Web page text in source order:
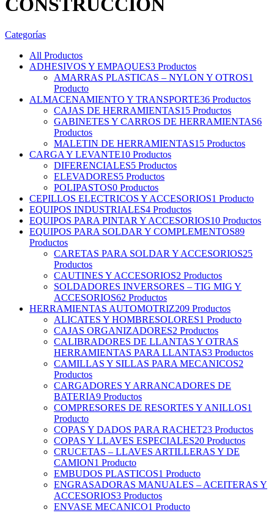
CONSTRUCCION
Categorías
All Productos
ADHESIVOS Y EMPAQUES3 Productos
AMARRAS PLASTICAS – NYLON Y OTROS1
Producto
ALMACENAMIENTO Y TRANSPORTE36 Productos
CAJAS DE HERRAMIENTAS15 Productos
GABINETES Y CARROS DE HERRAMIENTAS6
Productos
MALETIN DE HERRAMIENTAS15 Productos
CARGA Y LEVANTE10 Productos
DIFERENCIALES5 Productos
ELEVADORES5 Productos
POLIPASTOS0 Productos
CEPILLOS ELECTRICOS Y ACCESORIOS1 Producto
EQUIPOS INDUSTRIALES4 Productos
EQUIPOS PARA PINTAR Y ACCESORIOS10 Productos
EQUIPOS PARA SOLDAR Y COMPLEMENTOS89
Productos
CARETAS PARA SOLDAR Y ACCESORIOS25
Productos
CAUTINES Y ACCESORIOS2 Productos
SOLDADORES INVERSORES – TIG MIG Y
ACCESORIOS62 Productos
HERRAMIENTAS AUTOMOTRIZ209 Productos
ALICATES Y HOMBRESOLORES1 Producto
CAJAS ORGANIZADORES2 Productos
CALIBRADORES DE LLANTAS Y OTRAS
HERRAMIENTAS PARA LLANTAS3 Productos
CAMILLAS Y SILLAS PARA MECANICOS2
Productos
CARGADORES Y ARRANCADORES DE
BATERIA9 Productos
COMPRESORES DE RESORTES Y ANILLOS1
Producto
COPAS Y DADOS PARA RACHET23 Productos
COPAS Y LLAVES ESPECIALES20 Productos
CRUCETAS – LLAVES ARTILLERAS Y DE
CAMION1 Producto
EMBUDOS PLASTICOS1 Producto
ENGRASADORAS MANUALES – ACEITERAS Y
ACCESORIOS3 Productos
ENVASE MECANICO1 Producto